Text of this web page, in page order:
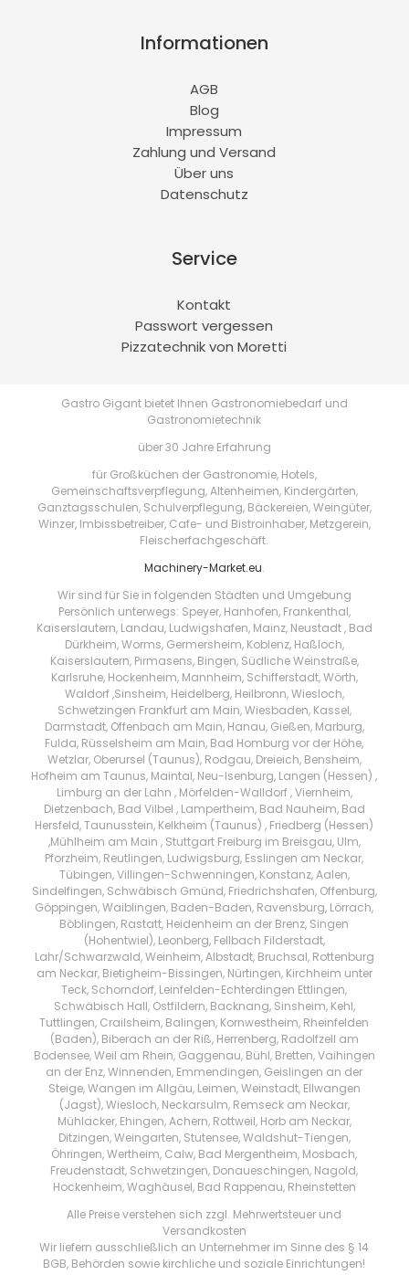
Informationen
AGB
Blog
Impressum
Zahlung und Versand
Über uns
Datenschutz
Service
Kontakt
Passwort vergessen
Pizzatechnik von Moretti
Gastro Gigant bietet Ihnen Gastronomiebedarf und
Gastronomietechnik
über 30 Jahre Erfahrung
für Großküchen der Gastronomie, Hotels,
Gemeinschaftsverpflegung, Altenheimen, Kindergärten,
Ganztagsschulen, Schulverpflegung, Bäckereien, Weingüter,
Winzer, Imbissbetreiber, Cafe- und Bistroinhaber, Metzgerein,
Fleischerfachgeschäft.
Machinery-Market.eu.
Wir sind für Sie in folgenden Städten und Umgebung
Persönlich unterwegs: Speyer, Hanhofen, Frankenthal,
Kaiserslautern, Landau, Ludwigshafen, Mainz, Neustadt , Bad
Dürkheim, Worms, Germersheim, Koblenz, Haßloch,
Kaiserslautern, Pirmasens, Bingen, Südliche Weinstraße,
Karlsruhe, Hockenheim, Mannheim, Schifferstadt, Wörth,
Waldorf ,Sinsheim, Heidelberg, Heilbronn, Wiesloch,
Schwetzingen Frankfurt am Main, Wiesbaden, Kassel,
Darmstadt, Offenbach am Main, Hanau, Gießen, Marburg,
Fulda, Rüsselsheim am Main, Bad Homburg vor der Höhe,
Wetzlar, Oberursel (Taunus), Rodgau, Dreieich, Bensheim,
Hofheim am Taunus, Maintal, Neu-Isenburg, Langen (Hessen) ,
Limburg an der Lahn , Mörfelden-Walldorf , Viernheim,
Dietzenbach, Bad Vilbel , Lampertheim, Bad Nauheim, Bad
Hersfeld, Taunusstein, Kelkheim (Taunus) , Friedberg (Hessen)
,Mühlheim am Main , Stuttgart Freiburg im Breisgau, Ulm,
Pforzheim, Reutlingen, Ludwigsburg, Esslingen am Neckar,
Tübingen, Villingen-Schwenningen, Konstanz, Aalen,
Sindelfingen, Schwäbisch Gmünd, Friedrichshafen, Offenburg,
Göppingen, Waiblingen, Baden-Baden, Ravensburg, Lörrach,
Böblingen, Rastatt, Heidenheim an der Brenz, Singen
(Hohentwiel), Leonberg, Fellbach Filderstadt,
Lahr/Schwarzwald, Weinheim, Albstadt, Bruchsal, Rottenburg
am Neckar, Bietigheim-Bissingen, Nürtingen, Kirchheim unter
Teck, Schorndorf, Leinfelden-Echterdingen Ettlingen,
Schwäbisch Hall, Ostfildern, Backnang, Sinsheim, Kehl,
Tuttlingen, Crailsheim, Balingen, Kornwestheim, Rheinfelden
(Baden), Biberach an der Riß, Herrenberg, Radolfzell am
Bodensee, Weil am Rhein, Gaggenau, Bühl, Bretten, Vaihingen
an der Enz, Winnenden, Emmendingen, Geislingen an der
Steige, Wangen im Allgäu, Leimen, Weinstadt, Ellwangen
(Jagst), Wiesloch, Neckarsulm, Remseck am Neckar,
Mühlacker, Ehingen, Achern, Rottweil, Horb am Neckar,
Ditzingen, Weingarten, Stutensee, Waldshut-Tiengen,
Öhringen, Wertheim, Calw, Bad Mergentheim, Mosbach,
Freudenstadt, Schwetzingen, Donaueschingen, Nagold,
Hockenheim, Waghäusel, Bad Rappenau, Rheinstetten
Alle Preise verstehen sich zzgl. Mehrwertsteuer und
Versandkosten
Wir liefern ausschließlich an Unternehmer im Sinne des § 14
BGB, Behörden sowie kirchliche und soziale Einrichtungen!